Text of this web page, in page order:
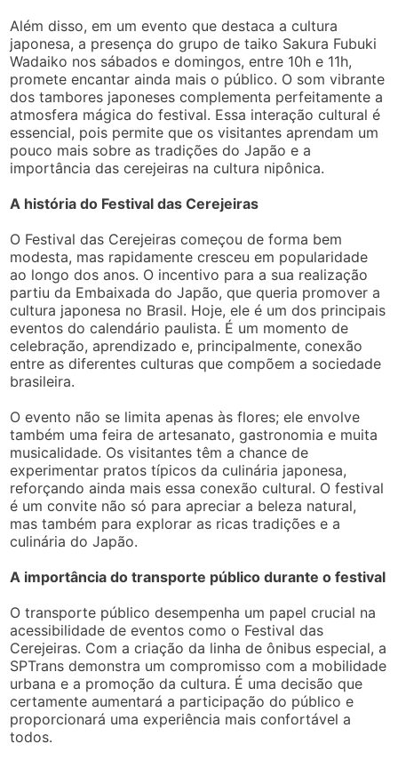
Além disso, em um evento que destaca a cultura
japonesa, a presença do grupo de taiko Sakura Fubuki
Wadaiko nos sábados e domingos, entre 10h e 11h,
promete encantar ainda mais o público. O som vibrante
dos tambores japoneses complementa perfeitamente a
atmosfera mágica do festival. Essa interação cultural é
essencial, pois permite que os visitantes aprendam um
pouco mais sobre as tradições do Japão e a
importância das cerejeiras na cultura nipônica.
A história do Festival das Cerejeiras
O Festival das Cerejeiras começou de forma bem
modesta, mas rapidamente cresceu em popularidade
ao longo dos anos. O incentivo para a sua realização
partiu da Embaixada do Japão, que queria promover a
cultura japonesa no Brasil. Hoje, ele é um dos principais
eventos do calendário paulista. É um momento de
celebração, aprendizado e, principalmente, conexão
entre as diferentes culturas que compõem a sociedade
brasileira.
O evento não se limita apenas às flores; ele envolve
também uma feira de artesanato, gastronomia e muita
musicalidade. Os visitantes têm a chance de
experimentar pratos típicos da culinária japonesa,
reforçando ainda mais essa conexão cultural. O festival
é um convite não só para apreciar a beleza natural,
mas também para explorar as ricas tradições e a
culinária do Japão.
A importância do transporte público durante o festival
O transporte público desempenha um papel crucial na
acessibilidade de eventos como o Festival das
Cerejeiras. Com a criação da linha de ônibus especial, a
SPTrans demonstra um compromisso com a mobilidade
urbana e a promoção da cultura. É uma decisão que
certamente aumentará a participação do público e
proporcionará uma experiência mais confortável a
todos.